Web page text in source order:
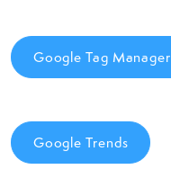
Google Tag Manager
Google Trends